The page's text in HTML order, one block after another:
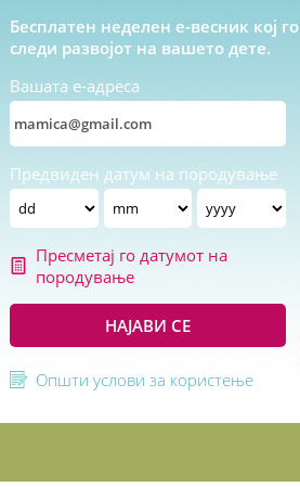
Бесплатен неделен е-весник кој го
следи развојот на вашето дете.
Вашата е-адреса
Предвиден датум на породување
Пресметај го датумот на
породување
НАЈАВИ СЕ
Општи услови за користење